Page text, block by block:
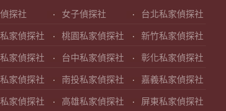
探社 女子偵探社 台北私家偵探社
家偵探社 桃園私家偵探社 新竹私家偵探社
家偵探社 台中私家偵探社 彰化私家偵探社
家偵探社 南投私家偵探社 嘉義私家偵探社
家偵探社 高雄私家偵探社 屏東私家偵探社